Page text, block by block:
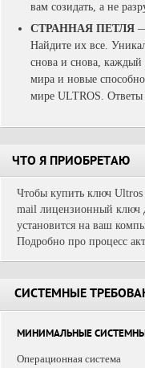
вам созидать, а не
СТРАННАЯ ПЕТЛЯ
Найдите их все.
снова и снова, каждый
мира и новые
мире ULTROS. Ответы
ЧТО Я ПРИОБРЕТАЮ
Чтобы купить ключ Ultros
mail лицензионный ключ
установится на ваш
Подробно про процесс
СИСТЕМНЫЕ
МИНИМАЛЬНЫЕ
Операционная система